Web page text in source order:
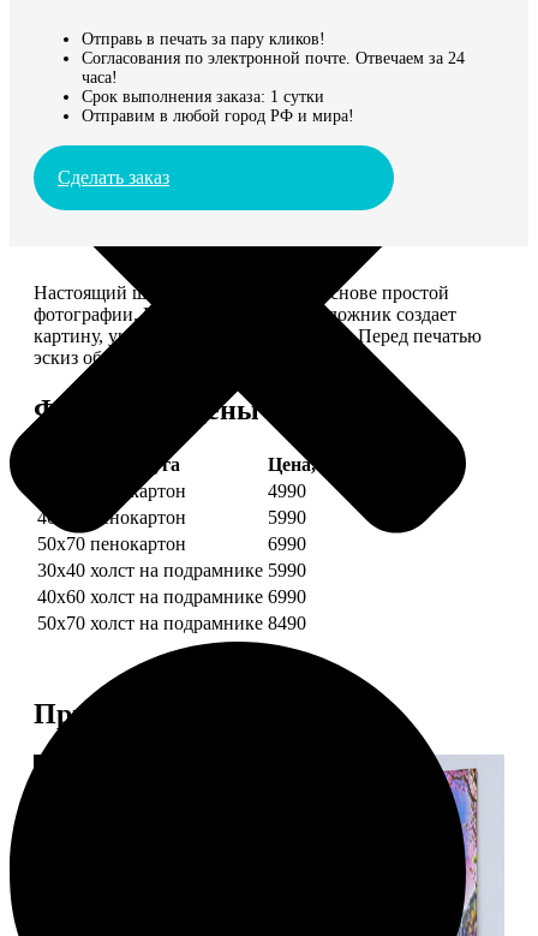
Отправь в печать за пару кликов!
Согласования по электронной почте. Отвечаем за 24
часа!
Срок выполнения заказа: 1 сутки
Отправим в любой город РФ и мира!
Сделать заказ
Настоящий шедевр, сделанный на основе простой
фотографии. Профессиональный художник создает
картину, учитывая ваши комментарии. Перед печатью
эскиз обязательно согласуем с вами.
Форматы и цены
Услуга
Цена, руб.
30х40 пенокартон
4990
40х60 пенокартон
5990
50х70 пенокартон
6990
30х40 холст на подрамнике 5990
40х60 холст на подрамнике 6990
50х70 холст на подрамнике 8490
Примеры работ